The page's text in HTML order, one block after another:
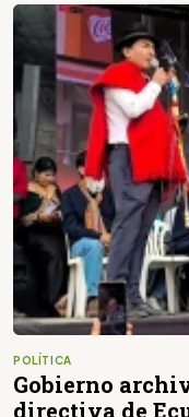
POLÍTICA
Gobierno
directiva de